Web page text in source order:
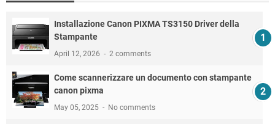
Installazione Canon PIXMA TS3150 Driver della
Stampante
April 12, 2026 2 comments
Come scannerizzare un documento con stampante
canon pixma
May 05, 2025 No comments